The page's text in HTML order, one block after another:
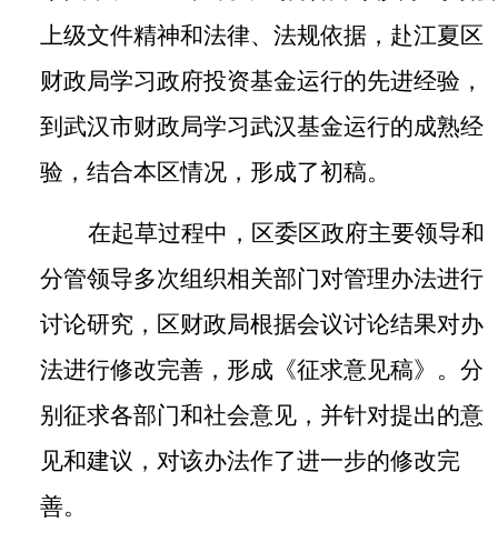
上级文件精神和法律、法规依据， 赴江夏区
财政局学习政府投资基金运行的先进经验，
到武汉市财政局学习武汉基金运行的成熟经
验 ， 结合本区情况， 形成了初稿。
在起草过程中，区委区政府主要领导和
分管领导多次组织相关部门对管理办法进行
讨论研究，区财政局根据会议讨论结果对办
法进行修改完善，形成《征求意见稿》。 分
别征求各部门和社会意见，并针对提出的意
见和建议，对该办法作了进一步的修改完
善。